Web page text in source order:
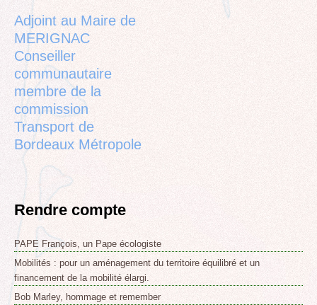
Adjoint au Maire de
MERIGNAC
Conseiller
communautaire
membre de la
commission
Transport de
Bordeaux Métropole
Rendre compte
PAPE François, un Pape écologiste
Mobilités : pour un aménagement du territoire équilibré et un
financement de la mobilité élargi.
Bob Marley, hommage et remember